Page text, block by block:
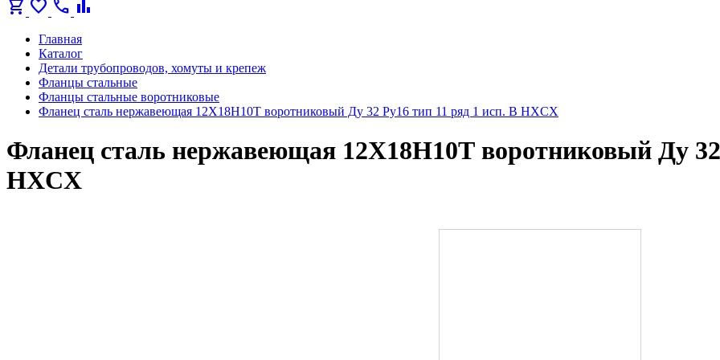
shopping_cart favorite call bar_chart
Главная
Каталог
Детали трубопроводов, хомуты и крепеж
Фланцы стальные
Фланцы стальные воротниковые
Фланец сталь нержавеющая 12Х18Н10Т воротниковый Ду 32 Ру16 тип 11 ряд 1 исп. B HXCX
Фланец сталь нержавеющая 12Х18Н10Т воротниковый Ду 32
HXCX